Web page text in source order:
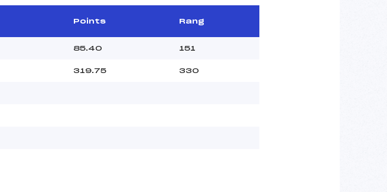
Points Rang
85.40 151
319.75 330